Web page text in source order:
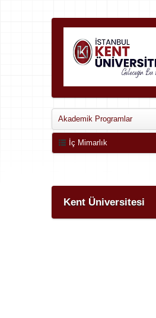
Akademik Programlar
İç Mimarlık
Kent Üniversitesi